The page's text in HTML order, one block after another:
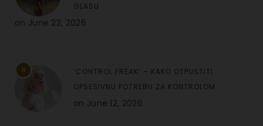
GLASU
on June 22, 2026
8
‘CONTROL FREAK’ – KAKO OTPUSTITI
OPSESIVNU POTREBU ZA KONTROLOM
on June 12, 2026